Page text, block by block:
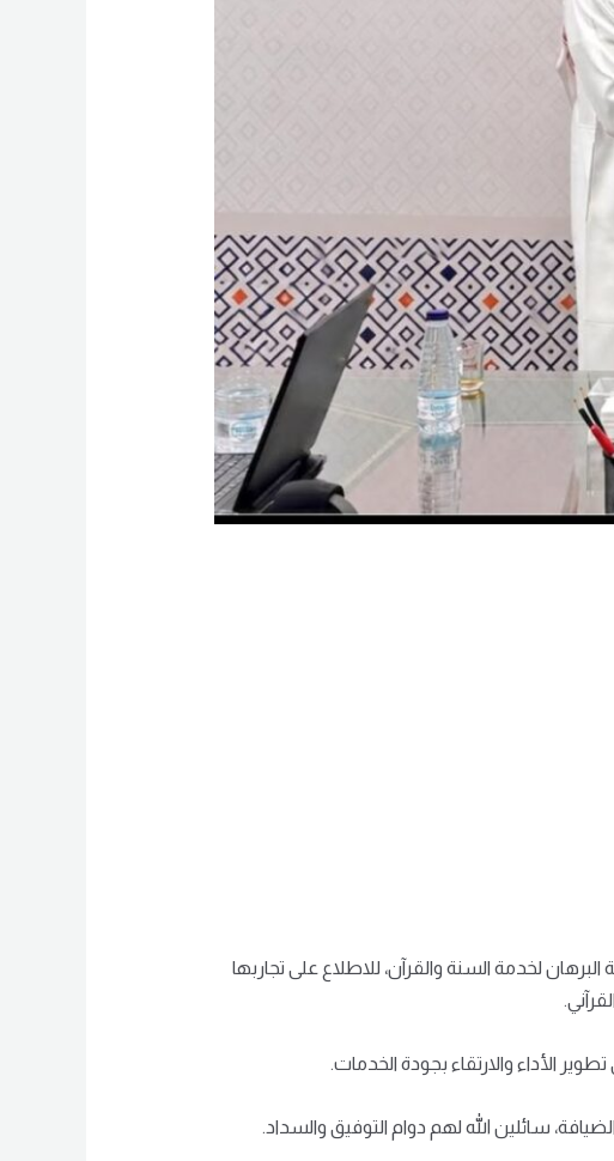
لخدمة السنة والقرآن، للاطلاع على تجاربها
الأداء والارتقاء بجودة الخدمات.
سائلين الله لهم دوام التوفيق والسداد.